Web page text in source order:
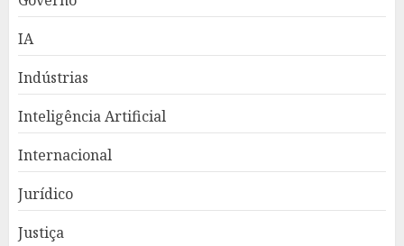
IA
Indústrias
Inteligência Artificial
Internacional
Jurídico
Justiça